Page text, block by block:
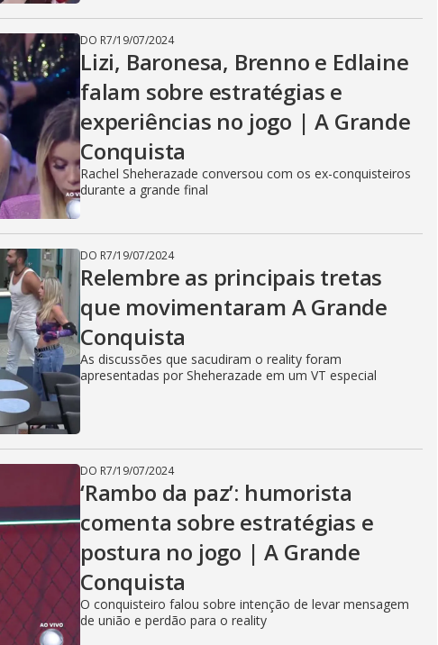
DO R7/19/07/2024
Lizi, Baronesa, Brenno e Edlaine
falam sobre estratégias e
experiências no jogo | A Grande
Conquista
Rachel Sheherazade conversou com os ex-conquisteiros
durante a grande final
DO R7/19/07/2024
Relembre as principais tretas
que movimentaram A Grande
Conquista
As discussões que sacudiram o reality foram
apresentadas por Sheherazade em um VT especial
DO R7/19/07/2024
‘Rambo da paz’: humorista
comenta sobre estratégias e
postura no jogo | A Grande
Conquista
O conquisteiro falou sobre intenção de levar mensagem
de união e perdão para o reality